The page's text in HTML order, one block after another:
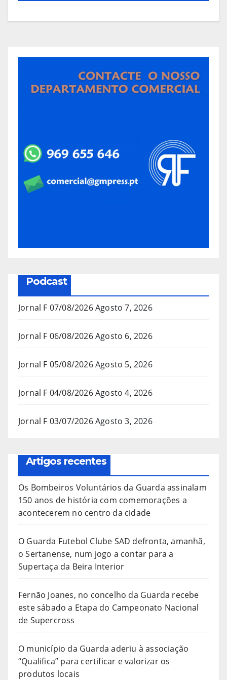
Podcast
Jornal F 07/08/2026Agosto 7, 2026
Jornal F 06/08/2026Agosto 6, 2026
Jornal F 05/08/2026Agosto 5, 2026
Jornal F 04/08/2026Agosto 4, 2026
Jornal F 03/07/2026Agosto 3, 2026
Artigos recentes
Os Bombeiros Voluntários da Guarda assinalam
150 anos de história com comemorações a
acontecerem no centro da cidade
O Guarda Futebol Clube SAD defronta, amanhã,
o Sertanense, num jogo a contar para a
Supertaça da Beira Interior
Fernão Joanes, no concelho da Guarda recebe
este sábado a Etapa do Campeonato Nacional
de Supercross
O município da Guarda aderiu à associação
“Qualifica” para certificar e valorizar os
produtos locais